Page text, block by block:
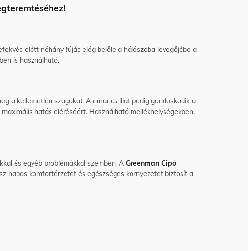
előtt néhány fújás elég belőle a hálószoba levegőjébe a
is használható.
a kellemetlen szagokat. A narancs illat pedig gondoskodik a
hatás eléréséért. Használható mellékhelységekben,
és egyéb problémákkal szemben. A Greenman Cipő
napos komfortérzetet és egészséges környezetet biztosít a